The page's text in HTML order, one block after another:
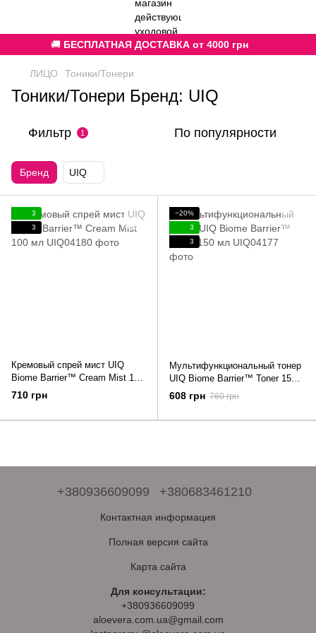
🚚 БЕСПЛАТНАЯ ДОСТАВКА от 4000 грн
ЛИЦО Тоники/Тонери
Тоники/Тонери Бренд: UIQ
Фильтр 1 По популярности
Бренд UIQ
3
3
Кремовый спрей мист UIQ
Biome Barrier™ Cream Mist 100
мл
710 грн
−20%
3
3
Мультифункциональный тонер
UIQ Biome Barrier™ Toner 150
мл
608 грн 760 грн
+380936609099 +380683461210
Контактная информация
Полная версия сайта
Карта сайта
Для консультации:
+380936609099
aloevera.com.ua@gmail.com